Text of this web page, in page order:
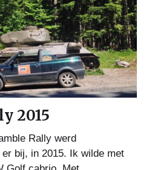
2015
Rally werd
bij, in 2015. Ik wilde met